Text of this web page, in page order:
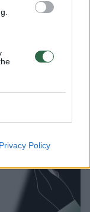
Privacy Policy
net ir į